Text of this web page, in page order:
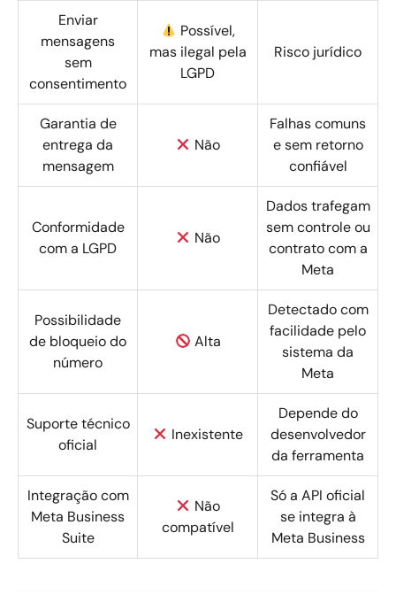
Enviar
mensagens
sem
consentimento
Possível,
mas ilegal pela
LGPD
Risco jurídico
Garantia de
entrega da
mensagem
Não
Falhas comuns
e sem retorno
confiável
Conformidade
com a LGPD
Não
Dados trafegam
sem controle ou
contrato com a
Meta
Possibilidade
de bloqueio do
número
Alta
Detectado com
facilidade pelo
sistema da
Meta
Suporte técnico
oficial
Inexistente
Depende do
desenvolvedor
da ferramenta
Integração com
Meta Business
Suite
Não
compatível
Só a API oficial
se integra à
Meta Business